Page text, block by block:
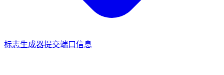
标志生成器提交端口信息